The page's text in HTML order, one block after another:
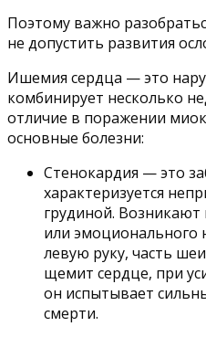
Поэтому важно
не допустить развития
Ишемия сердца — это
комбинирует несколько
отличие в поражении
основные болезни:
Стенокардия — это
характеризуется
грудиной. Возникают
или эмоционального
левую руку, часть
щемит сердце, при
он испытывает
смерти.